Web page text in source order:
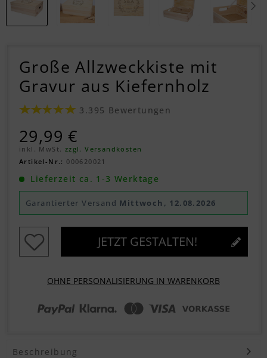
Große Allzweckkiste mit
Gravur aus Kiefernholz
3.395 Bewertungen
29,99 €
inkl. MwSt. zzgl. Versandkosten
Artikel-Nr.: 000620021
Lieferzeit ca. 1-3 Werktage
Garantierter Versand Mittwoch, 12.08.2026
JETZT GESTALTEN!
OHNE PERSONALISIERUNG IN WARENKORB
Beschreibung